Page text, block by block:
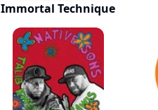
Immortal Technique